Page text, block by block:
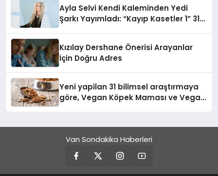
Ayla Selvi Kendi Kaleminden Yedi
Şarkı Yayımladı: “Kayıp Kasetler 1” 31
Kızılay Dershane Önerisi Arayanlar
İçin Doğru Adres
Yeni yapilan 31 bilimsel araştırmaya
göre, Vegan Köpek Maması ve Vegan
Van Sondakika Haberleri